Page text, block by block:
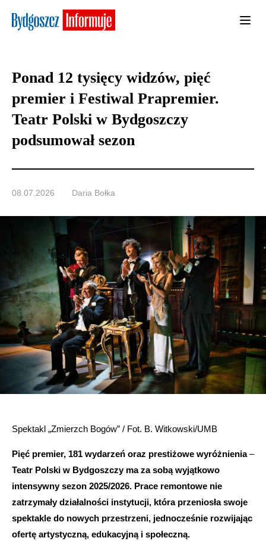
Ponad 12 tysięcy widzów, pięć
premier i Festiwal Prapremier.
Teatr Polski w Bydgoszczy
podsumował sezon
08.07.2026 Daria Bołka
Spektakl „Zmierzch Bogów” / Fot. B. Witkowski/UMB
Pięć premier, 181 wydarzeń oraz prestiżowe wyróżnienia–
Teatr Polski w Bydgoszczy ma za sobą wyjątkowo
intensywny sezon 2025/2026. Prace remontowe nie
zatrzymały działalności instytucji, która przeniosła swoje
spektakle do nowych przestrzeni, jednocześnie rozwijając
ofertę artystyczną, edukacyjną i społeczną.